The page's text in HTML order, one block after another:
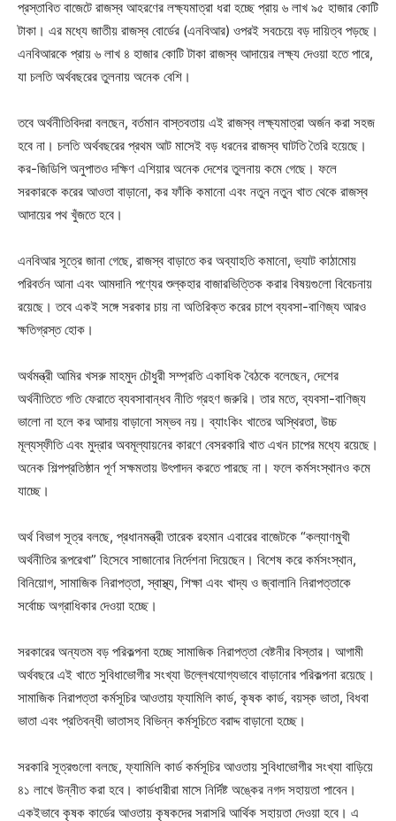
প্রস্তাবিত বাজেটে রাজস্ব আহরণের লক্ষ্যমাত্রা ধরা হচ্ছে প্রায় ৬ লাখ ৯৫ হাজার কোটি
টাকা। এর মধ্যে জাতীয় রাজস্ব বোর্ডের (এনবিআর) ওপরই সবচেয়ে বড় দায়িত্ব পড়ছে।
এনবিআরকে প্রায় ৬ লাখ ৪ হাজার কোটি টাকা রাজস্ব আদায়ের লক্ষ্য দেওয়া হতে পারে,
যা চলতি অর্থবছরের তুলনায় অনেক বেশি।
তবে অর্থনীতিবিদরা বলছেন, বর্তমান বাস্তবতায় এই রাজস্ব লক্ষ্যমাত্রা অর্জন করা সহজ
হবে না। চলতি অর্থবছরের প্রথম আট মাসেই বড় ধরনের রাজস্ব ঘাটতি তৈরি হয়েছে।
কর-জিডিপি অনুপাতও দক্ষিণ এশিয়ার অনেক দেশের তুলনায় কমে গেছে। ফলে
সরকারকে করের আওতা বাড়ানো, কর ফাঁকি কমানো এবং নতুন নতুন খাত থেকে রাজস্ব
আদায়ের পথ খুঁজতে হবে।
এনবিআর সূত্রে জানা গেছে, রাজস্ব বাড়াতে কর অব্যাহতি কমানো, ভ্যাট কাঠামোয়
পরিবর্তন আনা এবং আমদানি পণ্যের শুল্কহার বাজারভিত্তিক করার বিষয়গুলো বিবেচনায়
রয়েছে। তবে একই সঙ্গে সরকার চায় না অতিরিক্ত করের চাপে ব্যবসা-বাণিজ্য আরও
ক্ষতিগ্রস্ত হোক।
অর্থমন্ত্রী আমির খসরু মাহমুদ চৌধুরী সম্প্রতি একাধিক বৈঠকে বলেছেন, দেশের
অর্থনীতিতে গতি ফেরাতে ব্যবসাবান্ধব নীতি গ্রহণ জরুরি। তার মতে, ব্যবসা-বাণিজ্য
ভালো না হলে কর আদায় বাড়ানো সম্ভব নয়। ব্যাংকিং খাতের অস্থিরতা, উচ্চ
মূল্যস্ফীতি এবং মুদ্রার অবমূল্যায়নের কারণে বেসরকারি খাত এখন চাপের মধ্যে রয়েছে।
অনেক শিল্পপ্রতিষ্ঠান পূর্ণ সক্ষমতায় উৎপাদন করতে পারছে না। ফলে কর্মসংস্থানও কমে
যাচ্ছে।
অর্থ বিভাগ সূত্র বলছে, প্রধানমন্ত্রী তারেক রহমান এবারের বাজেটকে “কল্যাণমুখী
অর্থনীতির রূপরেখা” হিসেবে সাজানোর নির্দেশনা দিয়েছেন। বিশেষ করে কর্মসংস্থান,
বিনিয়োগ, সামাজিক নিরাপত্তা, স্বাস্থ্য, শিক্ষা এবং খাদ্য ও জ্বালানি নিরাপত্তাকে
সর্বোচ্চ অগ্রাধিকার দেওয়া হচ্ছে।
সরকারের অন্যতম বড় পরিকল্পনা হচ্ছে সামাজিক নিরাপত্তা বেষ্টনীর বিস্তার। আগামী
অর্থবছরে এই খাতে সুবিধাভোগীর সংখ্যা উল্লেখযোগ্যভাবে বাড়ানোর পরিকল্পনা রয়েছে।
সামাজিক নিরাপত্তা কর্মসূচির আওতায় ফ্যামিলি কার্ড, কৃষক কার্ড, বয়স্ক ভাতা, বিধবা
ভাতা এবং প্রতিবন্ধী ভাতাসহ বিভিন্ন কর্মসূচিতে বরাদ্দ বাড়ানো হচ্ছে।
সরকারি সূত্রগুলো বলছে, ফ্যামিলি কার্ড কর্মসূচির আওতায় সুবিধাভোগীর সংখ্যা বাড়িয়ে
৪১ লাখে উন্নীত করা হবে। কার্ডধারীরা মাসে নির্দিষ্ট অঙ্কের নগদ সহায়তা পাবেন।
একইভাবে কৃষক কার্ডের আওতায় কৃষকদের সরাসরি আর্থিক সহায়তা দেওয়া হবে। এ